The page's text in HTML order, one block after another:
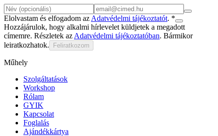
Elolvastam és elfogadom az Adatvédelmi tájékoztatót. *
Hozzájárulok, hogy alkalmi hírlevelet küldjetek a megadott
címemre. Részletek az Adatvédelmi tájékoztatóban. Bármikor
leiratkozhatok.
Feliratkozom
Műhely
Szolgáltatások
Workshop
Rólam
GYIK
Kapcsolat
Foglalás
Ajándékkártya